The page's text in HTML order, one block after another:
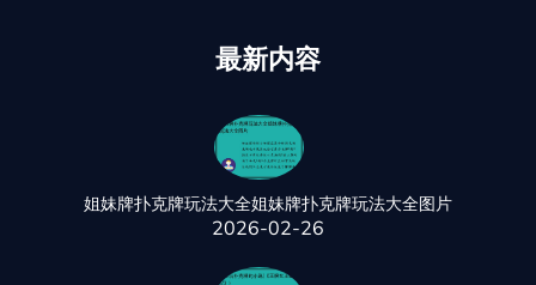
最新内容
姐妹牌扑克牌玩法大全姐妹牌扑克牌玩法大全图片
2026-02-26